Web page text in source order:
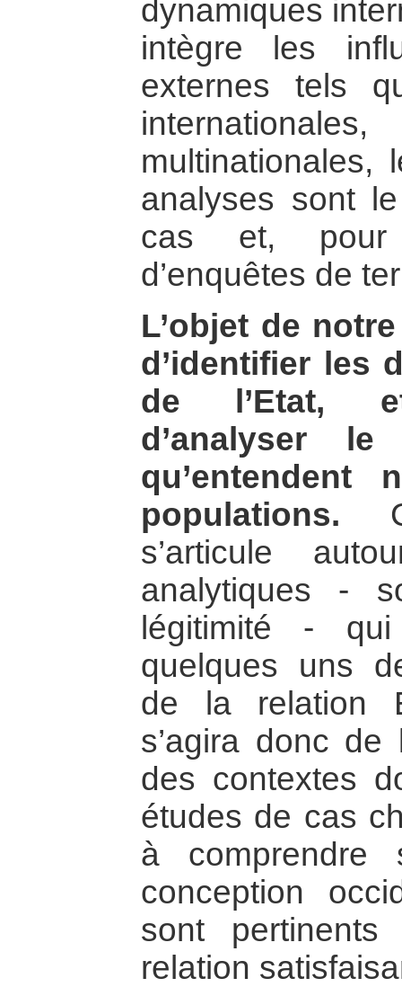
dynamiques
intègre les
externes tels
multinationales,
analyses sont
cas et, pour
d’enquêtes de
L’objet de
d’identifier les
de l’Etat, et
d’analyser
populations.
s’articule
analytiques -
légitimité - qui
quelques uns
de la relation
s’agira donc
des contextes
études de cas
à
conception
sont
relation